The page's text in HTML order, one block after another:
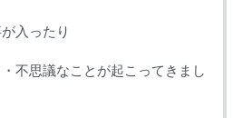
入ったり
不思議なことが起こってきまし